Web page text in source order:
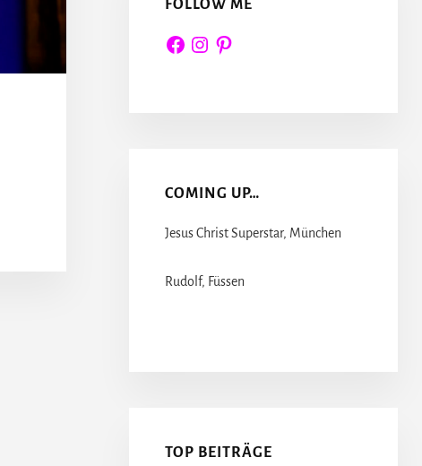
FOLLOW ME
FacebookInstagram
Pinterest
COMING UP…
Jesus Christ Superstar, München
Rudolf, Füssen
TOP BEITRÄGE